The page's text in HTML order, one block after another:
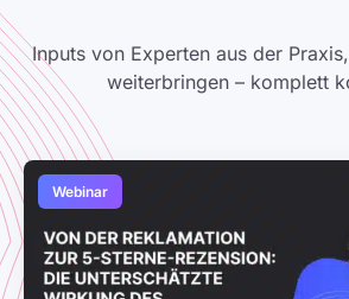
Inputs von Experten aus der
weiterbringen – komplett
Webinar